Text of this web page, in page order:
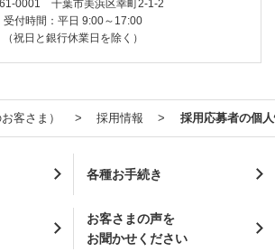
0001 千葉市美浜区幸町2-1-2
受付時間：平日 9:00～17:00
（祝日と銀行休業日を除く）
客さま） 採用情報 採用応募者の個
各種お手続き
お客さまの声を
お聞かせください